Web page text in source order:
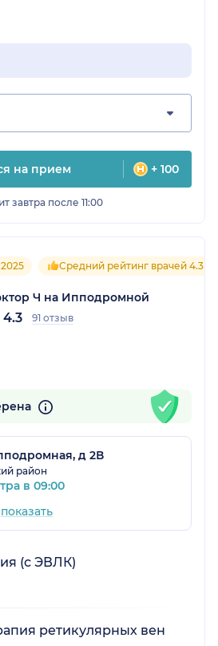
на прием + 100
завтра после 11:00
Средний рейтинг врачей 4.3
Ч на Ипподромной
4.3 91 отзыв
д 2В
район
в 09:00
показать
(с ЭВЛК)
ретикулярных вен